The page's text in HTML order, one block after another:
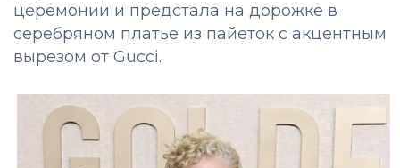
церемонии и предстала на дорожке в
серебряном платье из пайеток с акцентным
вырезом от Gucci.